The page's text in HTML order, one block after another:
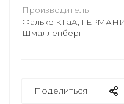
Производитель
Фальке КГаА,
Шмалленберг
Поделиться